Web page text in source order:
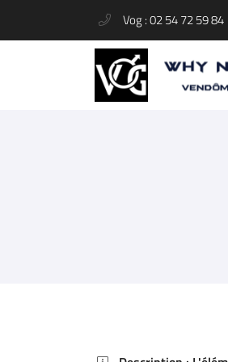
Vog : 02 54 72 59 84
37 rue du Change
41100 Vendôme
02 54 72 59 84
En cochant cette case, vous consentez à